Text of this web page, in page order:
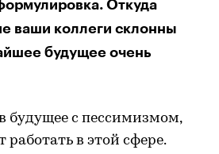
Откуда
ваши коллеги склонны
будущее очень
будущее с пессимизмом,
работать в этой сфере.